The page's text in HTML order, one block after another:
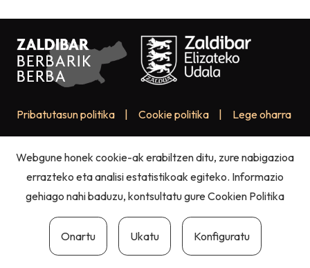
Pribatutasun politika Cookie politika Lege oharra
Webgune honek cookie-ak erabiltzen ditu, zure nabigazioa
errazteko eta analisi estatistikoak egiteko. Informazio
gehiago nahi baduzu, kontsultatu gureCookien Politika
Onartu Ukatu Konfiguratu